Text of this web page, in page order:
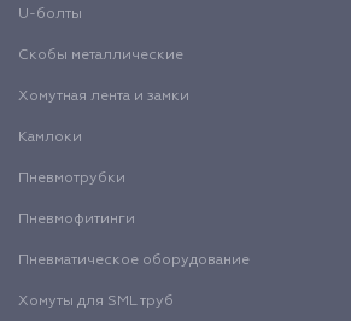
U-болты
Скобы металлические
Хомутная лента и замки
Камлоки
Пневмотрубки
Пневмофитинги
Пневматическое оборудование
Хомуты для SML труб